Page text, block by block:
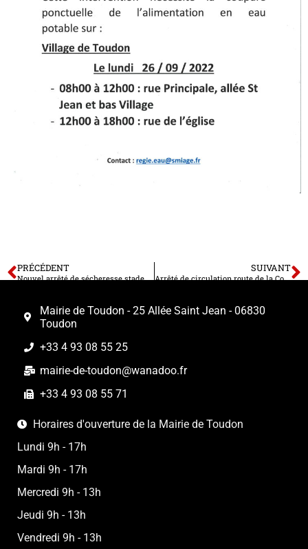
PRÉCÉDENT
Nouvel arrêté de sécheresse stade de crise Jusqu’au 30 septembre
SUIVANT
Arrêté de circulation route de la Comba Lundi 26 au 30 septembre de 8h à 18h
Mairie de Toudon - 25 Allée Saint Jean - 06830
Toudon
+33 4 93 08 55 25
mairie-de-toudon@wanadoo.fr
+33 4 93 08 55 71
Horaires d'ouverture de la Mairie de Toudon
Lundi 9h - 17h
Mardi 9h - 17h
Mercredi 9h - 13h
Jeudi 9h - 13h
Vendredi 9h - 13h